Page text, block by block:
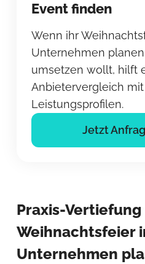
Event finden
Wenn ihr
Unternehmen
umsetzen wollt, hilft
Anbietervergleich
Leistungsprofilen.
Jetzt
Praxis-Vertiefung
Weihnachtsfeier
Unternehmen